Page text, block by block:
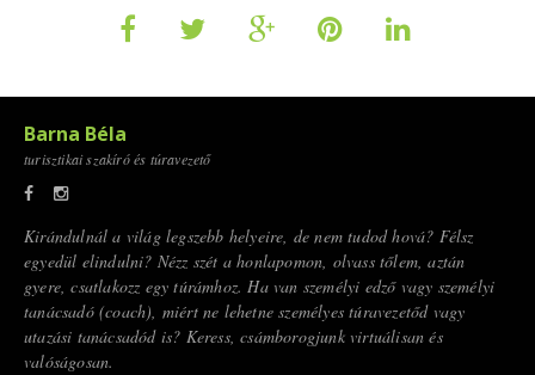
Barna Béla
turisztikai szakíró és túravezető
Kirándulnál a világ legszebb helyeire, de nem tudod hová? Félsz
egyedül elindulni? Nézz szét a honlapomon, olvass tőlem, aztán
gyere, csatlakozz egy túrámhoz. Ha van személyi edző vagy személyi
tanácsadó (coach), miért ne lehetne személyes túravezetőd vagy
utazási tanácsadód is? Keress, csámborogjunk virtuálisan és
valóságosan.